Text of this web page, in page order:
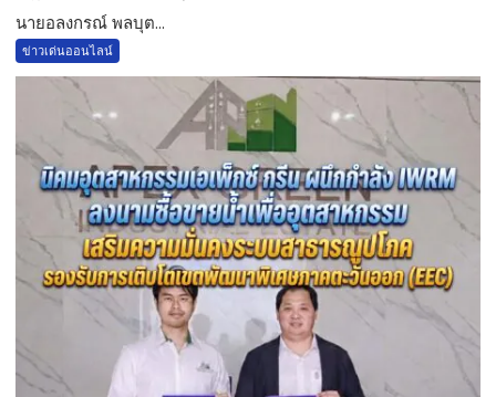
นายอลงกรณ์ พลบุต...
ข่าวเด่นออนไลน์